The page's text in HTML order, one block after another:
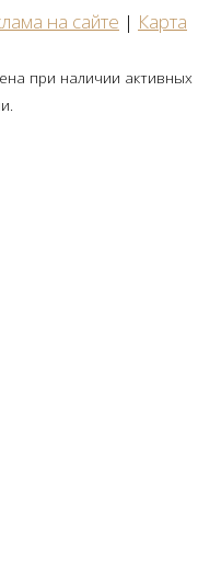
на сайте | Карта
при наличии активных